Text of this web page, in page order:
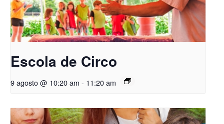
Escola de Circo
9 agosto @ 10:20 am - 11:20 am